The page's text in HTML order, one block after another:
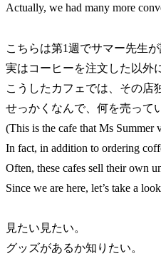
Actually, we had many more
こちらは第1週でサマー先生が
実はコーヒーを注文した以外
こうしたカフェでは、その店
せっかくなんで、何を売って
(This is the cafe that Ms Summer
In fact, in addition to ordering
Often, these cafes sell their own
Since we are here, let’s take a
見たい見たい。
グッズがあるか知りたい。